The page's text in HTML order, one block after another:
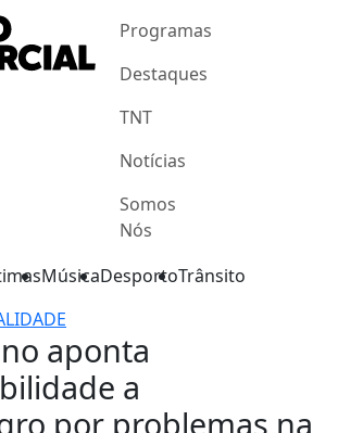
Programas
Destaques
TNT
Notícias
Somos
Nós
MúsicaDesportoTrânsito
aponta
a
por problemas na